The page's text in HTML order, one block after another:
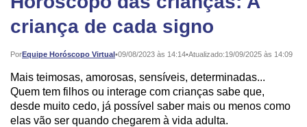
criança de cada signo
PorEquipe Horóscopo Virtual•
Publicado: 09/08/2023 às 14:14•Atualizado:19/09/2025 às 14:09
Mais teimosas, amorosas, sensíveis, determinadas...
Quem tem filhos ou interage com crianças sabe que,
desde muito cedo, já possível saber mais ou menos como
elas vão ser quando chegarem à vida adulta.